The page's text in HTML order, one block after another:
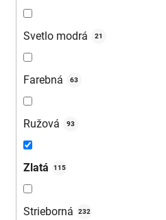
Svetlo modrá 21
Farebná 63
Ružová 93
Zlatá 115
Strieborná 232